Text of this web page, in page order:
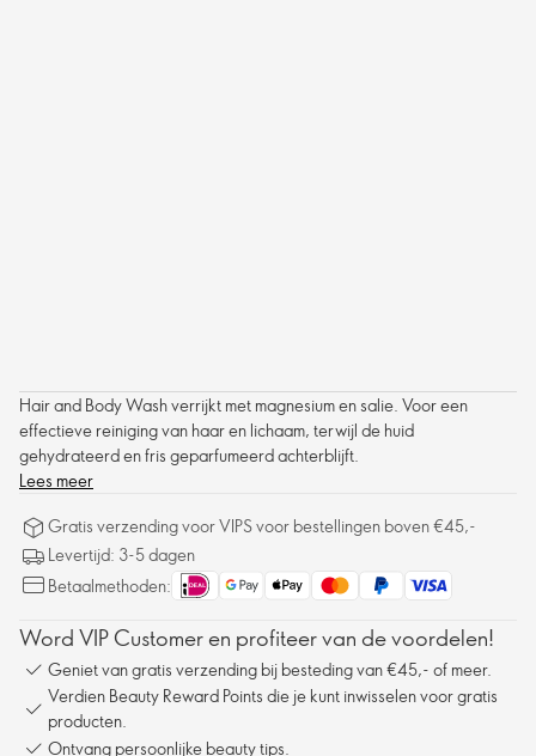
Hair and Body Wash verrijkt met magnesium en salie. Voor een
effectieve reiniging van haar en lichaam, terwijl de huid
gehydrateerd en fris geparfumeerd achterblijft.
Lees meer
Gratis verzending voor VIPS voor bestellingen boven €45,-
Levertijd: 3-5 dagen
Betaalmethoden:
Word VIP Customer en profiteer van de voordelen!
Geniet van gratis verzending bij besteding van €45,- of meer.
Verdien Beauty Reward Points die je kunt inwisselen voor gratis
producten.
Ontvang persoonlijke beauty tips.